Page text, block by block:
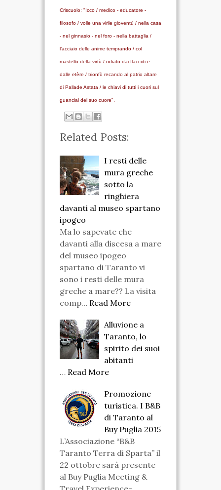
Criscuolo: "Icco / medico - educatore -
filosofo / volle una virile gioventù / nella casa
- nel ginnasio - nel foro - nella battaglia /
l’acciaio delle anime temprando / col
mastello della virtù / odiato dai flaccidi e
dalle etère / trionfò recando al patrio altare
di Pallade Astata / le chiavi di tutti i cuori sul
guancial del suo cuore".
Related Posts:
I resti delle
mura greche
sotto la
ringhiera
davanti al museo spartano
ipogeo
Ma lo sapevate che
davanti alla discesa a mare
del museo ipogeo
spartano di Taranto vi
sono i resti delle mura
greche a mare?? La visita
comp… Read More
Alluvione a
Taranto, lo
spirito dei suoi
abitanti
… Read More
Promozione
turistica. I B&B
di Taranto al
Buy Puglia 2015
L’Associazione “B&B
Taranto Terra di Sparta” il
22 ottobre sarà presente
al Buy Puglia Meeting &